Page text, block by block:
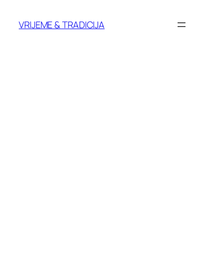
VRIJEME & TRADICIJA